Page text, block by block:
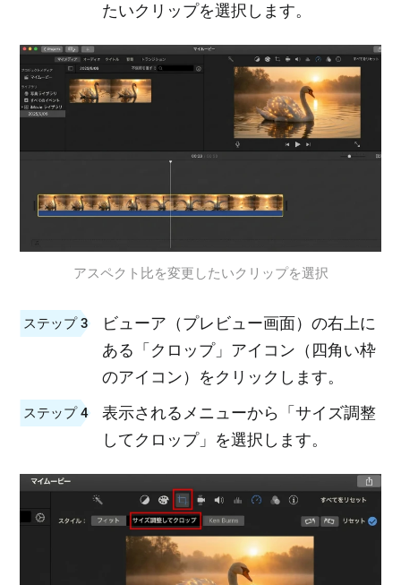
たいクリップを選択します。
アスペクト比を変更したいクリップを選択
ステップ 3
ビューア（プレビュー画面）の右上に
ある「クロップ」アイコン（四角い枠
のアイコン）をクリックします。
ステップ 4
表示されるメニューから「サイズ調整
してクロップ」を選択します。